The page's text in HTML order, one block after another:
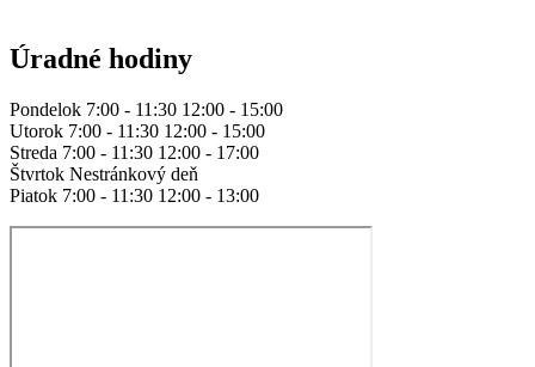
Úradné hodiny
Pondelok 7:00 - 11:30 12:00 - 15:00
Utorok 7:00 - 11:30 12:00 - 15:00
Streda 7:00 - 11:30 12:00 - 17:00
Štvrtok Nestránkový deň
Piatok 7:00 - 11:30 12:00 - 13:00